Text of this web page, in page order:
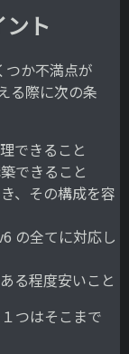
ト
つか不満点が
る際に次の条
できること
できること
、その構成を容
の全てに対応し
る程度安いこと
つはそこまで